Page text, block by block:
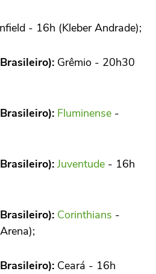
- 16h (Kleber Andrade);
Grêmio - 20h30
Fluminense -
Juventude - 16h
Corinthians -
Ceará - 16h